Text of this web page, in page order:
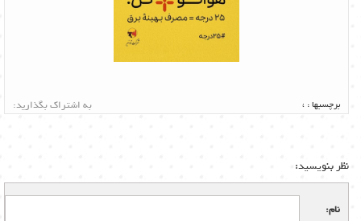
برچسبها : ، به اشتراک بگذارید:
نظر بنویسید:
نام: